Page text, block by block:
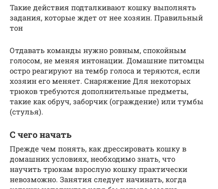
Такие действия подталкивают кошку выполнять
задания, которые ждет от нее хозяин. Правильный
тон
Отдавать команды нужно ровным, спокойным
голосом, не меняя интонации. Домашние питомцы
остро реагируют на тембр голоса и теряются, если
хозяин его меняет. Снаряжение Для некоторых
трюков требуются дополнительные предметы,
такие как обруч, заборчик (ограждение) или тумбы
(стулья).
С чего начать
Прежде чем понять, как дрессировать кошку в
домашних условиях, необходимо знать, что
научить трюкам взрослую кошку практически
невозможно. Занятия следует начинать, когда